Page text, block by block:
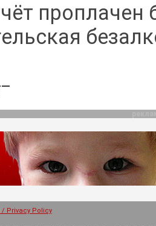
проплачен
Privacy Policy